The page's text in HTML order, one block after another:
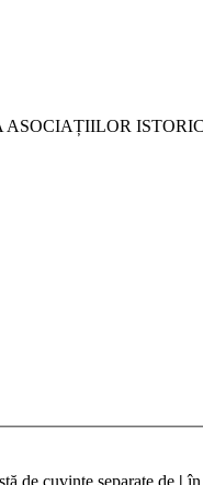
ASOCIAȚIILOR
de cuvinte separate de | în